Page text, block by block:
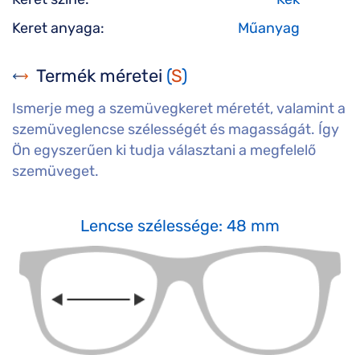
Keret anyaga:
Műanyag
Termék méretei (S)
Ismerje meg a szemüvegkeret méretét, valamint a
szemüveglencse szélességét és magasságát. Így
Ön egyszerűen ki tudja választani a megfelelő
szemüveget.
Lencse szélessége: 48 mm